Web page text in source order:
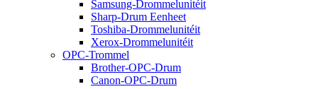
Samsung-Drommelunitéit
Sharp-Drum Eenheet
Toshiba-Drommelunitéit
Xerox-Drommelunitéit
OPC-Trommel
Brother-OPC-Drum
Canon-OPC-Drum